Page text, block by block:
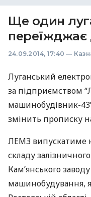
Ще один
переїжджає
24.09.2014, 17:40 —
Луганський
за підприємством
машинобудівник-
змінить прописку
ЛЕМЗ випускатиме
складу
Кам’янського
машинобудування,